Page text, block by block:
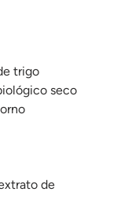
trigo
seco
de